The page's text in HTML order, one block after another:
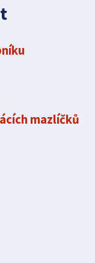
mazlíčků